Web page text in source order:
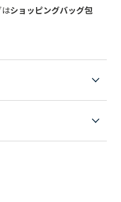
ショッピングバッグ包